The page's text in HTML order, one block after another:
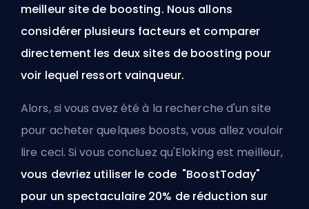
meilleur site de boosting. Nous allons
considérer plusieurs facteurs et comparer
directement les deux sites de boosting pour
voir lequel ressort vainqueur.
Alors, si vous avez été à la recherche d'un site
pour acheter quelques boosts, vous allez vouloir
lire ceci. Si vous concluez qu'Eloking est meilleur,
vous devriez utiliser le code "BoostToday"
pour un spectaculaire 20% de réduction sur